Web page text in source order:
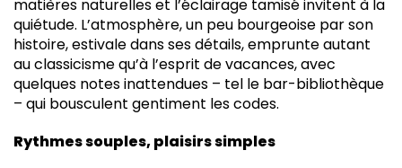
matières naturelles et l’éclairage tamisé invitent à la
quiétude. L’atmosphère, un peu bourgeoise par son
histoire, estivale dans ses détails, emprunte autant
au classicisme qu’à l’esprit de vacances, avec
quelques notes inattendues – tel le bar-bibliothèque
– qui bousculent gentiment les codes.
Rythmes souples, plaisirs simples